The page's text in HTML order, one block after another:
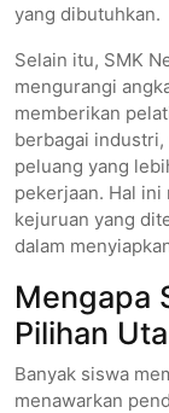
yang dibutuhkan.
Selain itu, SMK
mengurangi
memberikan
berbagai
peluang yang
pekerjaan. Hal
kejuruan yang
dalam
Mengapa
Pilihan
Banyak siswa
menawarkan